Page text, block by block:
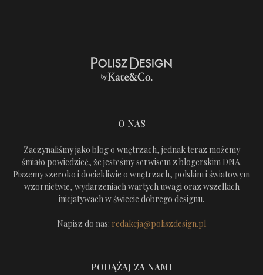
O NAS
Zaczynaliśmy jako blog o wnętrzach, jednak teraz możemy
śmiało powiedzieć, że jesteśmy serwisem z blogerskim DNA.
Piszemy szeroko i dociekliwie o wnętrzach, polskim i światowym
wzornictwie, wydarzeniach wartych uwagi oraz wszelkich
inicjatywach w świecie dobrego designu.
Napisz do nas: redakcja@poliszdesign.pl
PODĄŻAJ ZA NAMI